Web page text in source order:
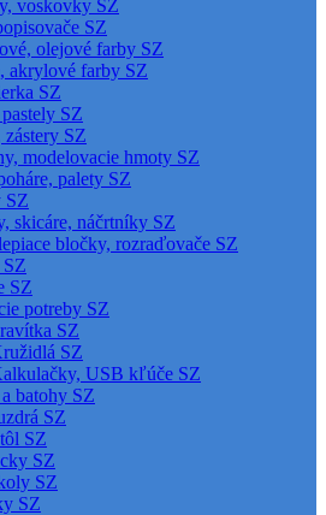
voskovky SZ
SZ
olejové farby SZ
akrylové farby SZ
SZ
SZ
zástery SZ
modelovacie hmoty SZ
palety SZ
SZ
skicáre, náčrtníky SZ
bločky, rozraďovače SZ
SZ
potreby SZ
SZ
SZ
USB kľúče SZ
batohy SZ
SZ
SZ
SZ
SZ
SZ